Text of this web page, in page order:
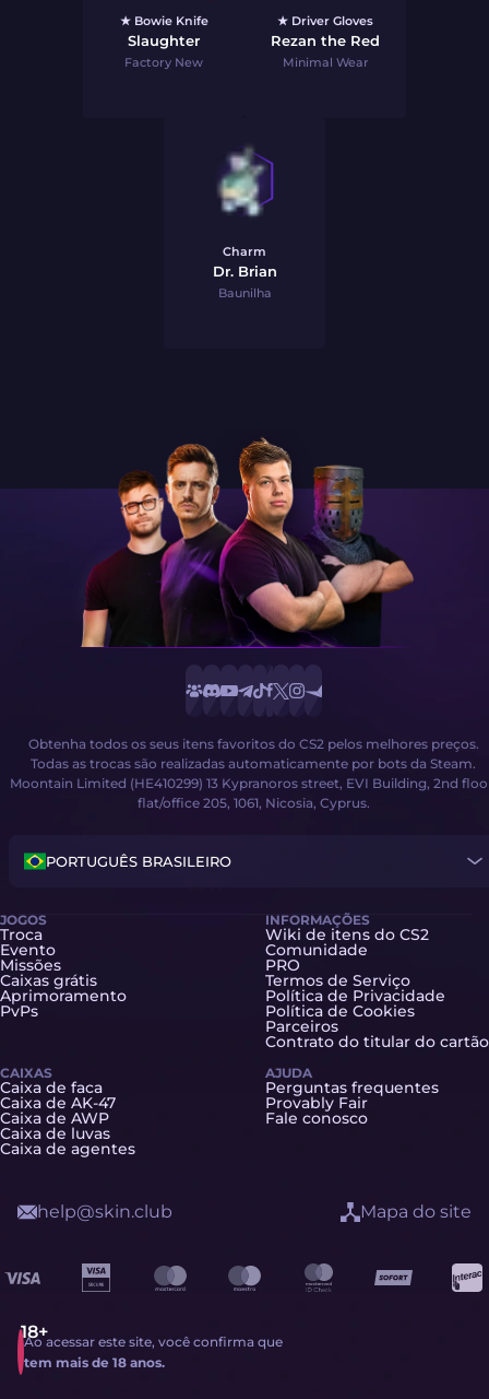
★ Bowie Knife
Slaughter
Factory New
★ Driver Gloves
Rezan the Red
Minimal Wear
Charm
Dr. Brian
Baunilha
Obtenha todos os seus itens favoritos do CS2 pelos melhores preços.
Todas as trocas são realizadas automaticamente por bots da Steam.
Moontain Limited (HE410299) 13 Kypranoros street, EVI Building, 2nd
flat/office 205, 1061, Nicosia, Cyprus.
PORTUGUÊS BRASILEIRO
JOGOS
Troca
Evento
Missões
Caixas grátis
Aprimoramento
PvPs
CAIXAS
Caixa de faca
Caixa de AK-47
Caixa de AWP
Caixa de luvas
Caixa de agentes
INFORMAÇÕES
Wiki de itens do CS2
Comunidade
PRO
Termos de Serviço
Política de Privacidade
Política de Cookies
Parceiros
Contrato do titular do cartão
AJUDA
Perguntas frequentes
Provably Fair
Fale conosco
Ao acessar este site, você confirma que
tem mais de 18 anos.
help@skin.club Mapa do site